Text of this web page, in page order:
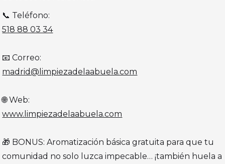
📞 Teléfono:
518 88 03 34
📧 Correo:
madrid@limpiezadelaabuela.com
🌐 Web:
www.limpiezadelaabuela.com
🎁 BONUS: Aromatización básica gratuita para que tu
comunidad no solo luzca impecable… ¡también huela a